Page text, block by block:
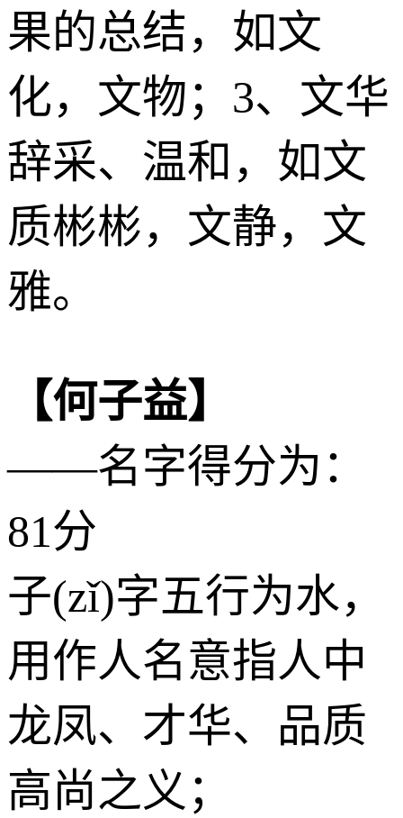
果的总结，如文
化，文物；3、文华
辞采、温和，如文
质彬彬，文静，文
雅。
【何子益】
——名字得分为：
81分
子(zǐ)字五行为水，
用作人名意指人中
龙凤、才华、品质
高尚之义；